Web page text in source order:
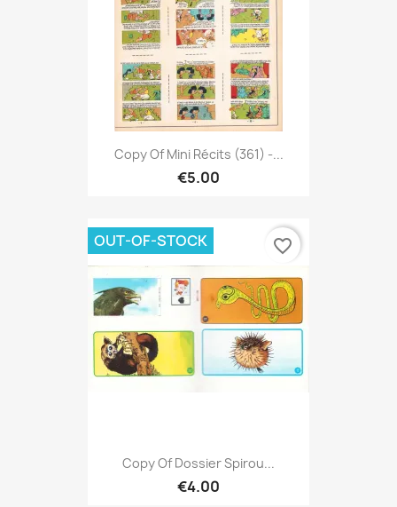
Copy Of Mini Récits (361) -...
€5.00
Copy Of Dossier Spirou...
€4.00
OUT-OF-STOCK favorite_border